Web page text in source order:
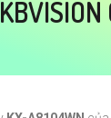
KBVISION